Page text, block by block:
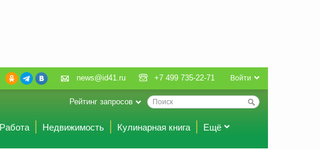
Войти
news@id41.ru +7 499 735-22-71
Рейтинг запросов
Работа Недвижимость Кулинарная книга Ещё